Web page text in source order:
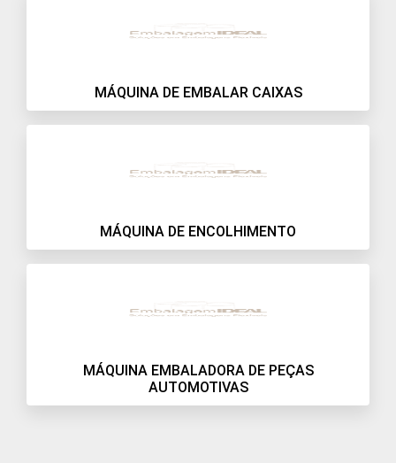
MÁQUINA DE EMBALAR CAIXAS
MÁQUINA DE ENCOLHIMENTO
MÁQUINA EMBALADORA DE PEÇAS
AUTOMOTIVAS